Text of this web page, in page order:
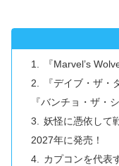
『Marvel’s
『デイブ・ザ
『バンチョ・ザ・
妖怪に憑依して
2027年に発売！
カプコンを代表